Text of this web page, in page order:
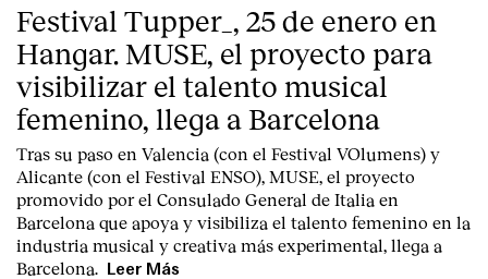
Festival Tupper_, 25 de enero en
Hangar. MUSE, el proyecto para
visibilizar el talento musical
femenino, llega a Barcelona
Tras su paso en Valencia (con el Festival VOlumens) y
Alicante (con el Festival ENSO), MUSE, el proyecto
promovido por el Consulado General de Italia en
Barcelona que apoya y visibiliza el talento femenino en la
industria musical y creativa más experimental, llega a
Barcelona.
Leer Más